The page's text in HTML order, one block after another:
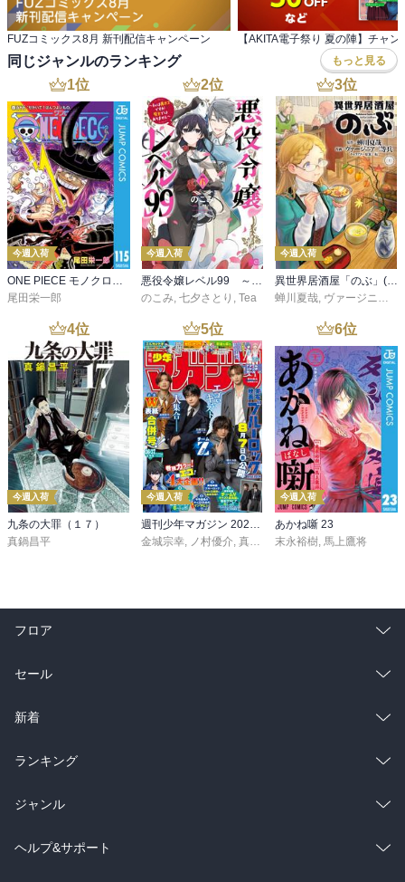
FUZコミックス8月 新刊配信キャンペーン
同じジャンルのランキング もっと見る
1位
今週入荷
尾田栄一郎
2位
今週入荷
のこみ 七夕さとり Tea
3位
今週入荷
蝉川夏哉 ヴァージニア二等兵
4位
今週入荷
九条の大罪（１７）
真鍋昌平
5位
今週入荷
週刊少年マガジン 2026年36・37号[2026年8月5日発売]
金城宗幸, ノ村優介, 真島ヒロ ,宮島礼吏,新川直司
6位
今週入荷
あかね噺 23
末永裕樹, 馬上鷹将
フロア
総合
ラノベ
雑誌・グラビア
BL・TL
セール
総合
ラノベ
雑誌・グラビア
BL・TL
新着
総合
ラノベ
雑誌・グラビア
ランキング
総合
ラノベ
ジャンル
コミック
ヘルプ&サポート